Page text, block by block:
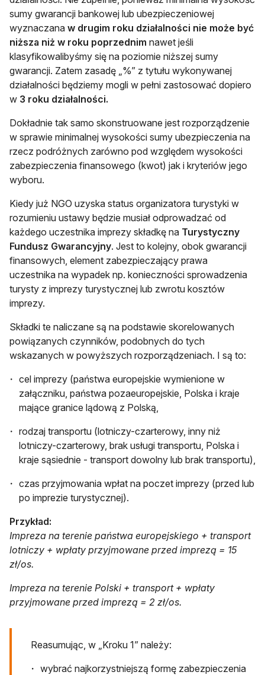
sumy gwarancji bankowej lub ubezpieczeniowej
wyznaczana w drugim roku działalności nie może być
niższa niż w roku poprzednim nawet jeśli
klasyfikowalibyśmy się na poziomie niższej sumy
gwarancji. Zatem zasadę „%” z tytułu wykonywanej
działalności będziemy mogli w pełni zastosować dopiero
w 3 roku działalności.
Dokładnie tak samo skonstruowane jest rozporządzenie
w sprawie minimalnej wysokości sumy ubezpieczenia na
rzecz podróżnych zarówno pod względem wysokości
zabezpieczenia finansowego (kwot) jak i kryteriów jego
wyboru.
Kiedy już NGO uzyska status organizatora turystyki w
rozumieniu ustawy będzie musiał odprowadzać od
każdego uczestnika imprezy składkę na Turystyczny
Fundusz Gwarancyjny. Jest to kolejny, obok gwarancji
finansowych, element zabezpieczający prawa
uczestnika na wypadek np. konieczności sprowadzenia
turysty z imprezy turystycznej lub zwrotu kosztów
imprezy.
Składki te naliczane są na podstawie skorelowanych
powiązanych czynników, podobnych do tych
wskazanych w powyższych rozporządzeniach. I są to:
cel imprezy (państwa europejskie wymienione w
załączniku, państwa pozaeuropejskie, Polska i kraje
mające granice lądową z Polską,
rodzaj transportu (lotniczy-czarterowy, inny niż
lotniczy-czarterowy, brak usługi transportu, Polska i
kraje sąsiednie - transport dowolny lub brak transportu),
czas przyjmowania wpłat na poczet imprezy (przed lub
po imprezie turystycznej).
Przykład:
Impreza na terenie państwa europejskiego + transport
lotniczy + wpłaty przyjmowane przed imprezą = 15
zł/os.
Impreza na terenie Polski + transport + wpłaty
przyjmowane przed imprezą = 2 zł/os.
Reasumując, w „Kroku 1” należy:
wybrać najkorzystniejszą formę zabezpieczenia